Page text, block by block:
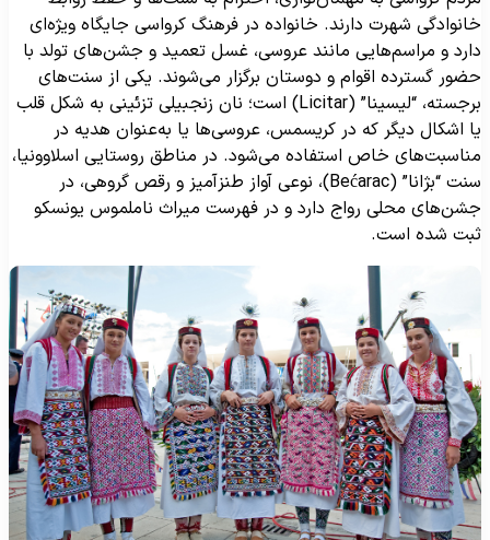
شهرت دارند. خانواده در فرهنگ کرواسی جایگاه ویژه‌ای
و مراسم‌هایی مانند عروسی، غسل تعمید و جشن‌های تولد با
گسترده اقوام و دوستان برگزار می‌شوند. یکی از سنت‌های
برجسته، “لیسینا” (Licitar) است؛ نان زنجبیلی تزئینی به شکل قلب
اشکال دیگر که در کریسمس، عروسی‌ها یا به‌عنوان هدیه در
خاص استفاده می‌شود. در مناطق روستایی اسلاوونیا،
سنت “بژانا” (Bećarac)، نوعی آواز طنزآمیز و رقص گروهی، در
محلی رواج دارد و در فهرست میراث ناملموس یونسکو
شده است.